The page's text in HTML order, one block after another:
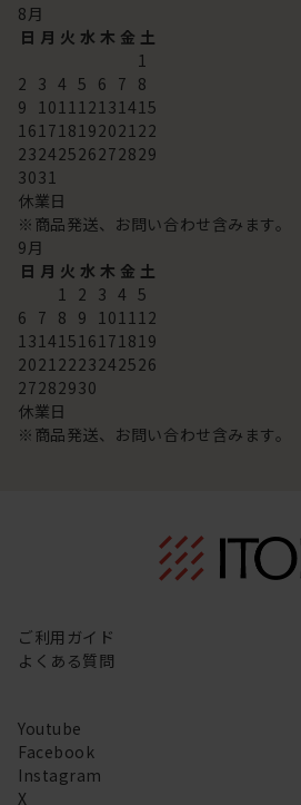
8 月
日 月 火 水 木 金 土
1
2 3 4 5 6 7 8
9
10 11 12 13 14 15
16 17 18 192021 22
23242526272829
3031
休業日
※商品発送、お問い合わせ含みます。
9 月
日 月 火 水 木 金 土
1
2 3 4 5
6 7 8 9 10 11 12
13 14 15 16 17 18 19
2021 2223242526
27282930
休業日
※商品発送、お問い合わせ含みます。
ご利用ガイド
よくある質問
Youtube
Facebook
Instagram
X